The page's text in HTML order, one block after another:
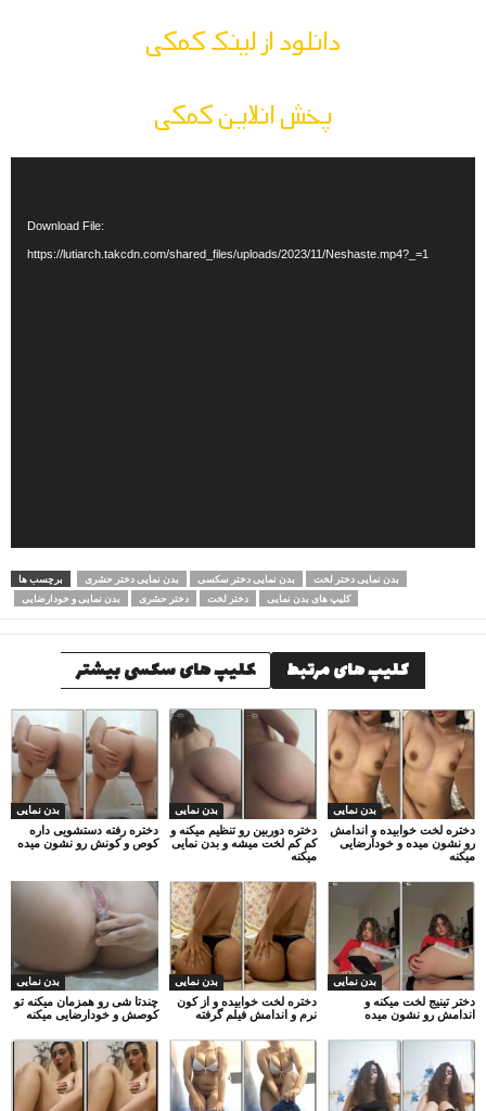
دانلود از لینک کمکی
پخش انلاین کمکی
Download File:
https://lutiarch.takcdn.com/shared_files/uploads/2023/11/Neshaste.mp4?_=1
برچسب ها بدن نمایی دختر حشری بدن نمایی دختر سکسی
بدن نمایی دختر لخت
بدن نمایی و خودارضایی
دختر حشری دختر لخت کلیپ های بدن نمایی
کلیپ های مرتبط کلیپ های سکسی بیشتر
بدن نمایی
دختره رفته دستشویی داره
کوص و کونش رو نشون میده
بدن نمایی
دختره دوربین رو تنظیم میکنه و
کم کم لخت میشه و بدن نمایی
میکنه
بدن نمایی
دختره لخت خوابیده و اندامش
رو نشون میده و خودارضایی
میکنه
بدن نمایی
چندتا شی رو همزمان میکنه تو
کوصش و خودارضایی میکنه
بدن نمایی
دختره لخت خوابیده و از کون
نرم و اندامش فیلم گرفته
بدن نمایی
دختر تینیج لخت میکنه و
اندامش رو نشون میده